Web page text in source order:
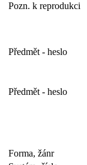
Pozn. k reprodukci
Předmět - heslo
Předmět - heslo
Forma, žánr